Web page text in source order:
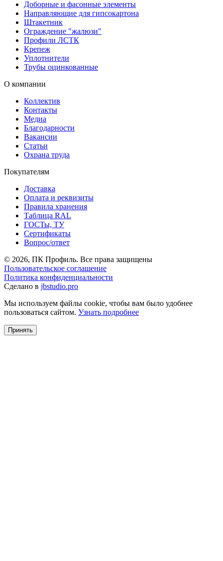
Доборные и фасонные элементы
Направляющие для гипсокартона
Штакетник
Ограждение "жалюзи"
Профили ЛСТК
Крепеж
Уплотнители
Трубы оцинкованные
О компании
Коллектив
Контакты
Медиа
Благодарности
Вакансии
Статьи
Охрана труда
Покупателям
Доставка
Оплата и реквизиты
Правила хранения
Таблица RAL
ГОСТы, ТУ
Сертификаты
Вопрос/ответ
© 2026, ПК Профиль. Все права защищены
Пользовательское соглашение
Политика конфиденциальности
Сделано в jbstudio.pro
Мы используем файлы cookie, чтобы вам было удобнее
пользоваться сайтом. Узнать подробнее
Принять